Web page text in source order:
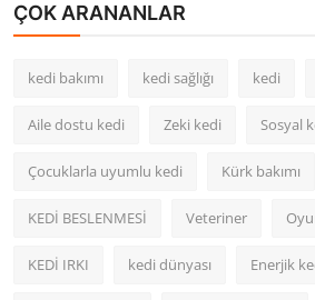
ÇOK ARANANLAR
kedi bakımı kedi sağlığı kedi
Aile dostu kedi Zeki kedi Sosyal
Çocuklarla uyumlu kedi Kürk bakımı
KEDİ BESLENMESİ Veteriner
KEDİ IRKI kedi dünyası Enerjik